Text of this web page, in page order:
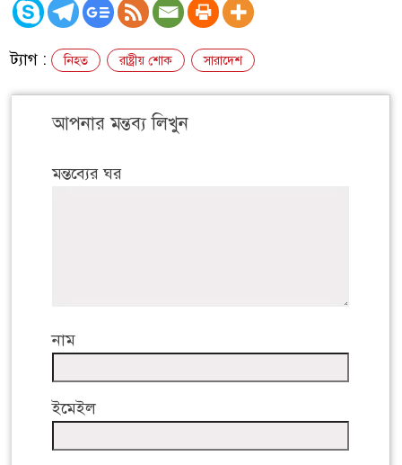
ট্যাগ : নিহত রাষ্ট্রীয় শোক সারাদেশ
আপনার মন্তব্য লিখুন
মন্তব্যের ঘর
নাম
ইমেইল